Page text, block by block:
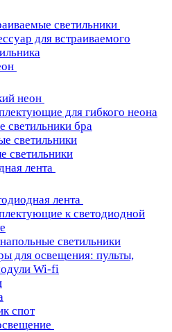
светильники
для встраиваемого
неон
для гибкого неона
светильники бра
светильники
светильники
лента
лента
к светодиодной
светильники
для освещения: пульты,
Wi-fi
спот